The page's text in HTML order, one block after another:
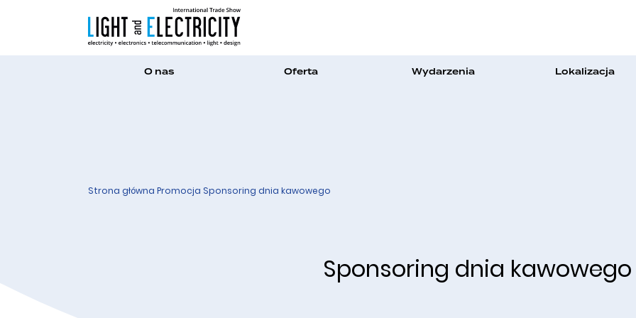
O nas Oferta Wydarzenia Lokalizacja
Strona główna Promocja Sponsoring dnia kawowego
Sponsoring dnia kawowego